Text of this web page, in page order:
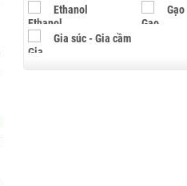
Ethanol Gạo
Gia súc - Gia cầm